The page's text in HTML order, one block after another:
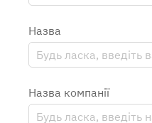
Блог
Контакт
Назва
Назва компанії